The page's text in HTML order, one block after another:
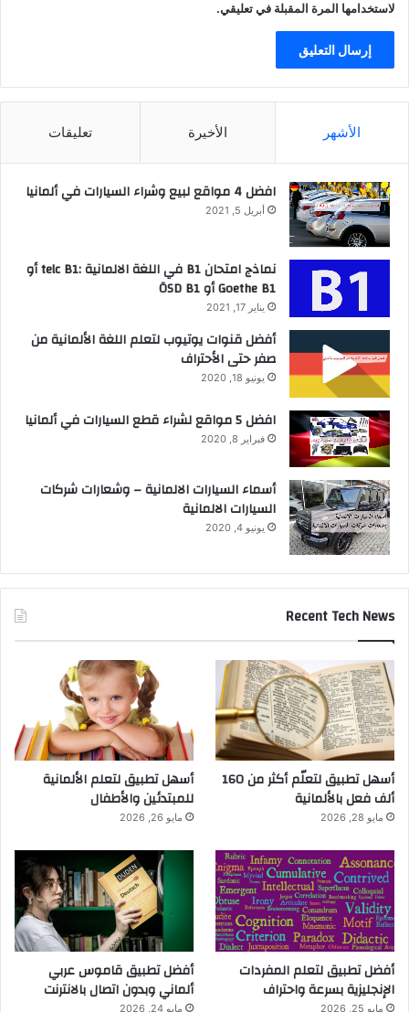
لاستخدامها المرة المقبلة في تعليقي.
الأشهر الأخيرة تعليقات
افضل 4 مواقع لبيع وشراء السيارات في ألمانيا
أبريل 5, 2021
نماذج امتحان B1 في اللغة الالمانية :telc B1 أو
Goethe B1 أو ÖSD B1
يناير 17, 2021
أفضل قنوات يوتيوب لتعلم اللغة الألمانية من
صفر حتى الأحتراف
يونيو 18, 2020
افضل 5 مواقع لشراء قطع السيارات في ألمانيا
فبراير 8, 2020
أسماء السيارات الالمانية – وشعارات شركات
السيارات الالمانية
يونيو 4, 2020
Recent Tech News
أسهل تطبيق لتعلّم أكثر من 160
ألف فعل بالألمانية
مايو 28, 2026
أسهل تطبيق لتعلم الألمانية
للمبتدئين والأطفال
مايو 26, 2026
أفضل تطبيق لتعلم المفردات
الإنجليزية بسرعة واحتراف
مايو 25, 2026
أفضل تطبيق قاموس عربي
ألماني وبدون اتصال بالانترنت
مايو 24, 2026